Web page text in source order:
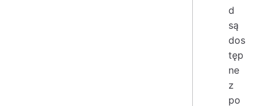
d
są
dos
tęp
ne
z
po